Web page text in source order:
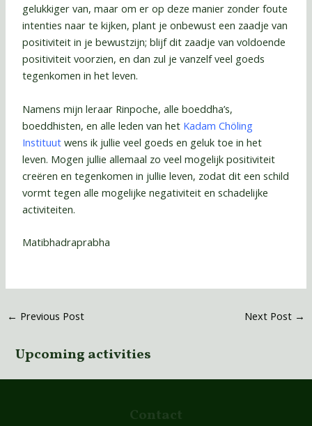
gelukkiger van, maar om er op deze manier zonder foute
intenties naar te kijken, plant je onbewust een zaadje van
positiviteit in je bewustzijn; blijf dit zaadje van voldoende
positiviteit voorzien, en dan zul je vanzelf veel goeds
tegenkomen in het leven.
Namens mijn leraar Rinpoche, alle boeddha’s,
boeddhisten, en alle leden van het Kadam Chöling
Instituut wens ik jullie veel goeds en geluk toe in het
leven. Mogen jullie allemaal zo veel mogelijk positiviteit
creëren en tegenkomen in jullie leven, zodat dit een schild
vormt tegen alle mogelijke negativiteit en schadelijke
activiteiten.
Matibhadraprabha
← Previous Post Next Post →
Upcoming activities
Contact